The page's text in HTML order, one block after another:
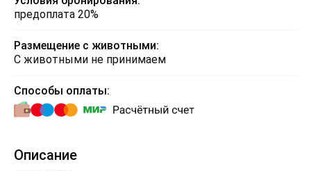
предоплата 20%
Размещение с животными:
С животными не принимаем
Способы оплаты:
Описание